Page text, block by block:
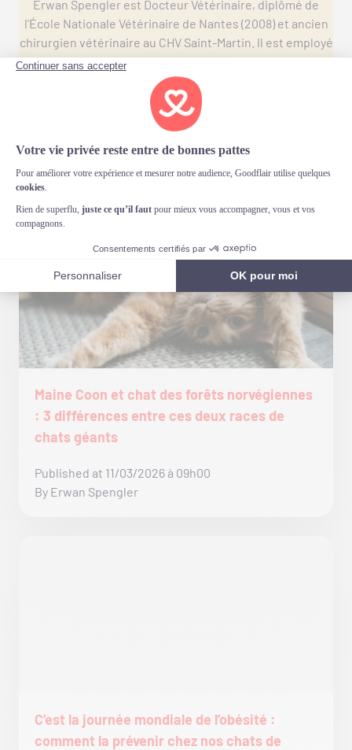
Erwan Spengler est Docteur Vétérinaire, diplômé de
l'École Nationale Vétérinaire de Nantes (2008) et ancien
chirurgien vétérinaire au CHV Saint-Martin. Il est employé
de Goodflair en tant que Responsable Santé Animale, où
il rédige et valide les contenus médicaux du site.
These contents might also interest you:
Maine Coon et chat des forêts norvégiennes
: 3 différences entre ces deux races de
chats géants
Published at 11/03/2026 à 09h00
By Erwan Spengler
C’est la journée mondiale de l’obésité :
comment la prévenir chez nos chats de